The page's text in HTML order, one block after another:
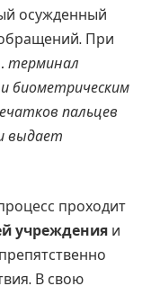
осужденный
При
терминал
биометрическим
пальцев
выдает
проходит
учреждения и
В свою